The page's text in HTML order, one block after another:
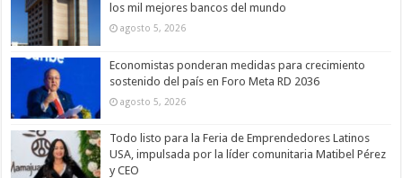
los mil mejores bancos del mundo
agosto 5, 2026
Economistas ponderan medidas para crecimiento
sostenido del país en Foro Meta RD 2036
agosto 5, 2026
Todo listo para la Feria de Emprendedores Latinos
USA, impulsada por la líder comunitaria Matibel Pérez
y CEO